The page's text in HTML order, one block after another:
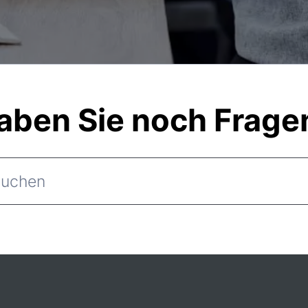
Sie noch